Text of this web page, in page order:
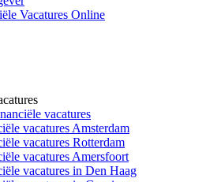
Vacatures Online
vacatures
vacatures Amsterdam
vacatures Rotterdam
vacatures Amersfoort
vacatures in Den Haag